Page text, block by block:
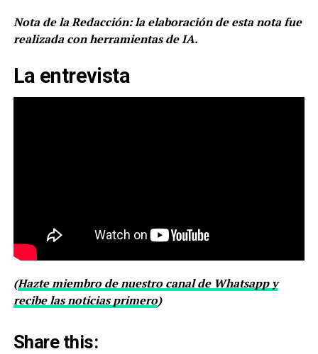
Nota de la Redacción: la elaboración de esta nota fue
realizada con herramientas de IA.
La entrevista
(Hazte miembro de nuestro canal de Whatsapp y
recibe las noticias primero)
Share this: